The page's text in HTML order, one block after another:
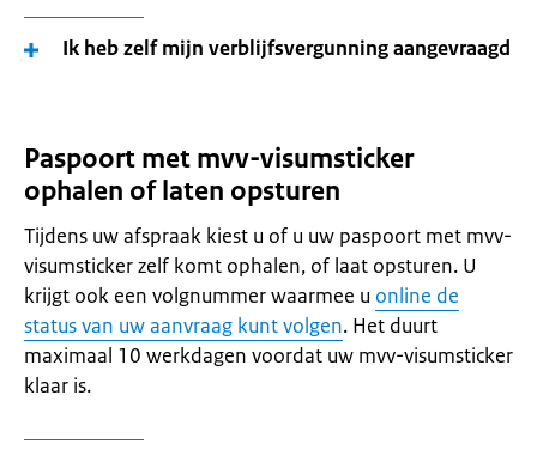
Ik heb zelf mijn verblijfsvergunning aangevraagd
Paspoort met mvv-visumsticker
ophalen of laten opsturen
Tijdens uw afspraak kiest u of u uw paspoort met mvv-
visumsticker zelf komt ophalen, of laat opsturen. U
krijgt ook een volgnummer waarmee u online de
status van uw aanvraag kunt volgen. Het duurt
maximaal 10 werkdagen voordat uw mvv-visumsticker
klaar is.